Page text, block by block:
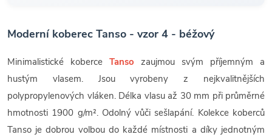
Moderní koberec Tanso - vzor 4 - béžový
Minimalistické koberce Tanso zaujmou svým příjemným a
hustým vlasem. Jsou vyrobeny z nejkvalitnějších
polypropylenových vláken. Délka vlasu až 30 mm při průměrné
hmotnosti 1900 g/m². Odolný vůči sešlapání. Kolekce koberců
Tanso je dobrou volbou do každé místnosti a díky jednotným